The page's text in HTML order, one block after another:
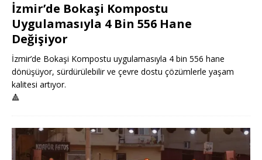
İzmir’de Bokaşi Kompostu
Uygulamasıyla 4 Bin 556 Hane
Değişiyor
İzmir’de Bokaşi Kompostu uygulamasıyla 4 bin 556 hane
dönüşüyor, sürdürülebilir ve çevre dostu çözümlerle yaşam
kalitesi artıyor.
🔺